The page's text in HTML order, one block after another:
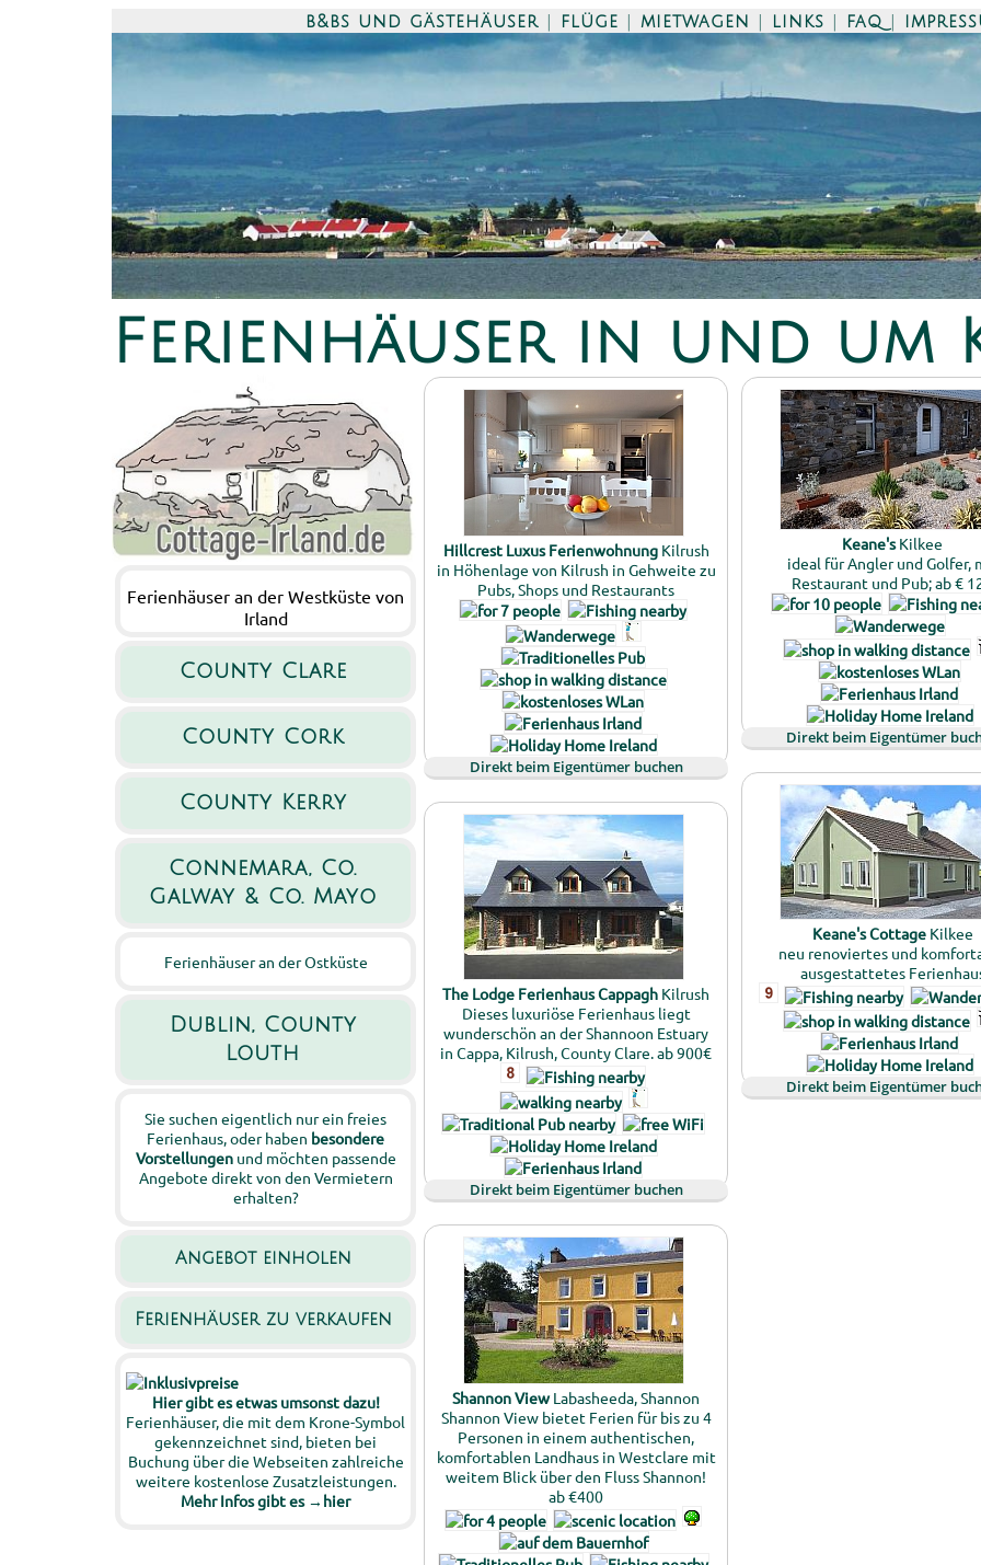
b&bs und gästehäuser| flüge mietwagen links faq
Ferienhäuser in und um
Ferienhäuser an der Westküste von
Irland
County Clare
County Cork
County Kerry
Connemara, Co.
Galway & Co. Mayo
Ferienhäuser an der Ostküste
Dublin, County
Louth
Sie suchen eigentlich nur ein freies
Ferienhaus, oder haben besondere
Vorstellungenund möchten passende
Angebote direkt von den Vermietern
erhalten?
Angebot einholen
Ferienhäuser zu verkaufen
Hier gibt es etwas umsonst dazu!
Ferienhäuser, die mit dem Krone-Symbol
gekennzeichnet sind, bieten bei
Buchung über die Webseiten zahlreiche
weitere kostenlose Zusatzleistungen.
Mehr Infos gibt es →hier
Hillcrest Luxus FerienwohnungKilrush
in Höhenlage von Kilrush in Gehweite zu
Pubs, Shops und Restaurants
Direkt beim Eigentümer buchen
The Lodge Ferienhaus Cappagh Kilrush
Dieses luxuriöse Ferienhaus liegt
wunderschön an der Shannoon Estuary
in Cappa, Kilrush, County Clare. ab 900€
Direkt beim Eigentümer buchen
Shannon ViewLabasheeda, Shannon
Shannon View bietet Ferien für bis zu 4
Personen in einem authentischen,
komfortablen Landhaus in Westclare mit
weitem Blick über den Fluss Shannon!
ab €400
Keane'sKilkee
ideal für Angler und Golfer,
Restaurant und Pub; ab €
Direkt beim Eigentümer
Keane's CottageKilkee
neu renoviertes und
ausgestattetes
Direkt beim Eigentümer